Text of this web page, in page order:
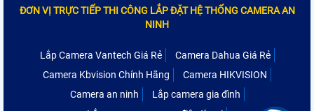
ĐƠN VỊ TRỰC TIẾP THI CÔNG LẮP ĐẶT HỆ THỐNG CAMERA AN
NINH
Lắp Camera Vantech Giá Rẻ
Camera Dahua Giá Rẻ
Camera Kbvision Chính Hãng
Camera HIKVISION
Camera an ninh
Lắp camera gia đình